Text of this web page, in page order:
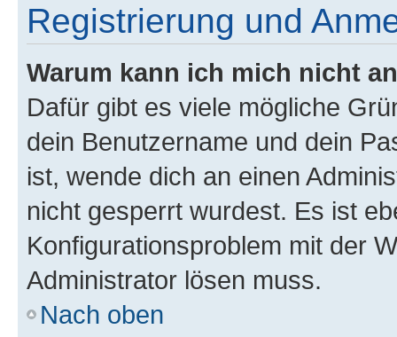
Registrierung und
Warum kann ich mich nicht
Dafür gibt es viele mögliche
dein Benutzername und dein
ist, wende dich an einen
nicht gesperrt wurdest. Es ist
Konfigurationsproblem mit der
Administrator lösen muss.
Nach oben